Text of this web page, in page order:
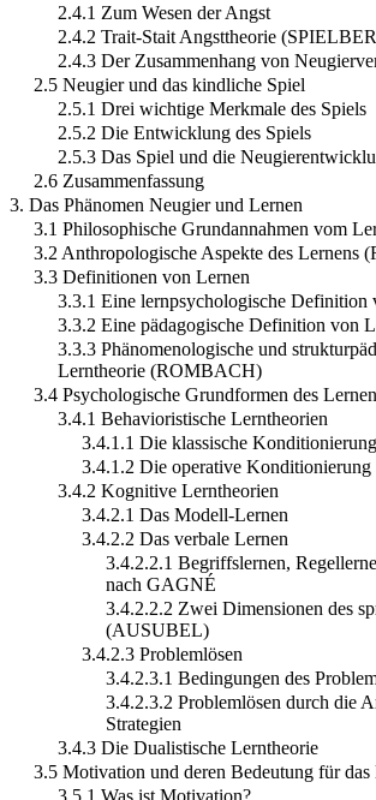
2.4.1 Zum Wesen der Angst
2.4.2 Trait-Stait Angsttheorie
2.4.3 Der Zusammenhang von
2.5 Neugier und das kindliche Spiel
2.5.1 Drei wichtige Merkmale des Spiels
2.5.2 Die Entwicklung des Spiels
2.5.3 Das Spiel und die
2.6 Zusammenfassung
3. Das Phänomen Neugier und Lernen
3.1 Philosophische Grundannahmen vom
3.2 Anthropologische Aspekte des Lernens
3.3 Definitionen von Lernen
3.3.1 Eine lernpsychologische Definition
3.3.2 Eine pädagogische Definition von
3.3.3 Phänomenologische und
Lerntheorie (ROMBACH)
3.4 Psychologische Grundformen des
3.4.1 Behavioristische Lerntheorien
3.4.1.1 Die klassische Konditionierung
3.4.1.2 Die operative Konditionierung
3.4.2 Kognitive Lerntheorien
3.4.2.1 Das Modell-Lernen
3.4.2.2 Das verbale Lernen
3.4.2.2.1 Begriffslernen,
nach GAGNÉ
3.4.2.2.2 Zwei Dimensionen des
(AUSUBEL)
3.4.2.3 Problemlösen
3.4.2.3.1 Bedingungen des
3.4.2.3.2 Problemlösen durch die
Strategien
3.4.3 Die Dualistische Lerntheorie
3.5 Motivation und deren Bedeutung für das
3.5.1 Was ist Motivation?